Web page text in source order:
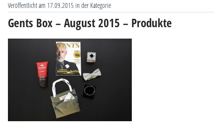
Veröffentlicht am 17.09.2015 in der Kategorie
Gents Box – August 2015 – Produkte